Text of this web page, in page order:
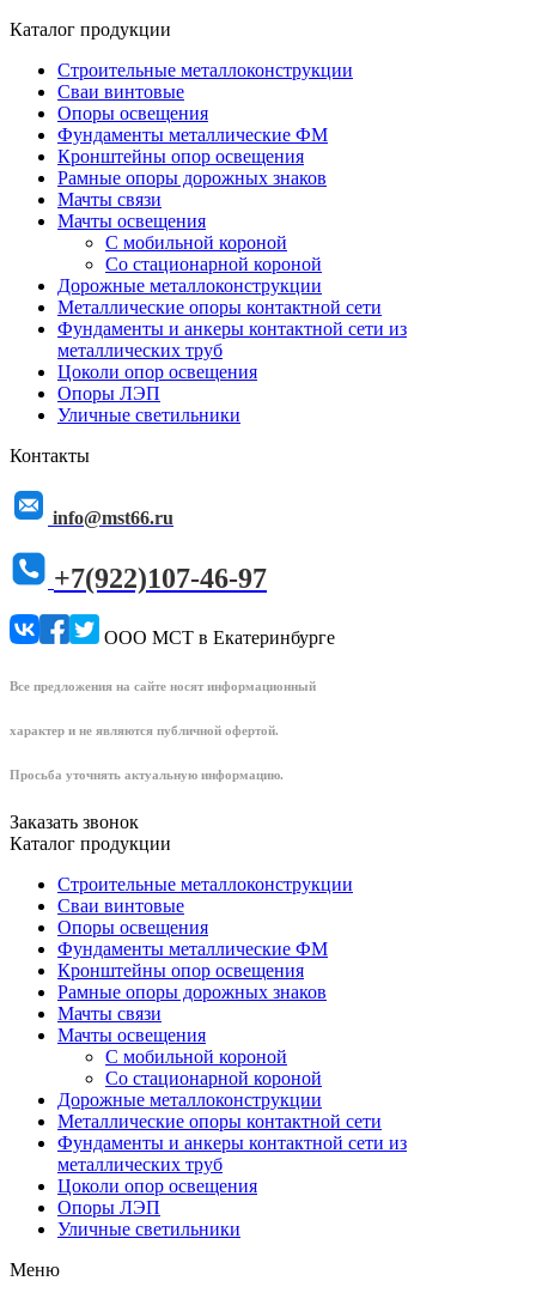
Каталог продукции
Строительные металлоконструкции
Сваи винтовые
Опоры освещения
Фундаменты металлические ФМ
Кронштейны опор освещения
Рамные опоры дорожных знаков
Мачты связи
Мачты освещения
С мобильной короной
Со стационарной короной
Дорожные металлоконструкции
Металлические опоры контактной сети
Фундаменты и анкеры контактной сети из
металлических труб
Цоколи опор освещения
Опоры ЛЭП
Уличные светильники
Контакты
info@mst66.ru
+7(922)107-46-97
ООО МСТ в Екатеринбурге
Все предложения на сайте носят информационный
характер и не являются публичной офертой.
Просьба уточнять актуальную информацию.
Заказать звонок
Каталог продукции
Строительные металлоконструкции
Сваи винтовые
Опоры освещения
Фундаменты металлические ФМ
Кронштейны опор освещения
Рамные опоры дорожных знаков
Мачты связи
Мачты освещения
С мобильной короной
Со стационарной короной
Дорожные металлоконструкции
Металлические опоры контактной сети
Фундаменты и анкеры контактной сети из
металлических труб
Цоколи опор освещения
Опоры ЛЭП
Уличные светильники
Меню